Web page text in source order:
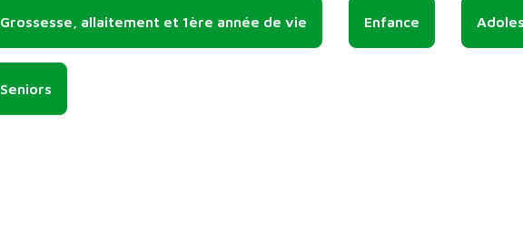
Grossesse, allaitement et 1ère année de vie Enfance
Seniors